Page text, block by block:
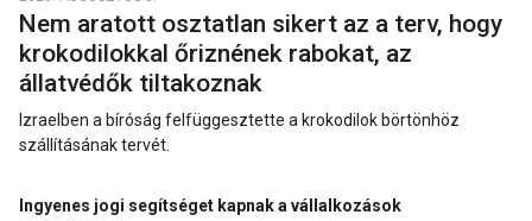
Nem aratott osztatlan sikert az a terv, hogy
krokodilokkal őriznének rabokat, az
állatvédők tiltakoznak
Izraelben a bíróság felfüggesztette a krokodilok börtönhöz
szállításának tervét.
Ingyenes jogi segítséget kapnak a vállalkozások